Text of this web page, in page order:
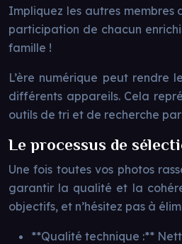
Impliquez les autres membres
participation de chacun
famille !
L’ère numérique peut rendre
différents appareils. Cela
outils de tri et de recherche
Le processus de
Une fois toutes vos photos
garantir la qualité et la
objectifs, et n’hésitez pas à
**Qualité technique :**